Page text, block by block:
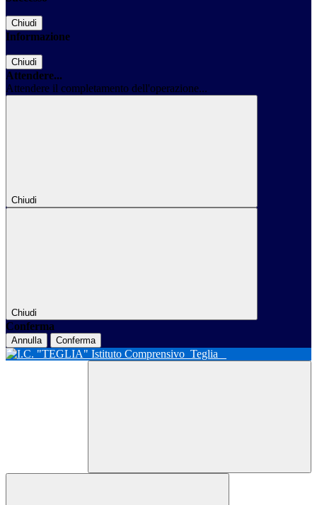
Chiudi
Informazione
Chiudi
Attendere...
Attendere il completamento dell'operazione...
Chiudi
Chiudi
Conferma
Annulla Conferma
Istituto Comprensivo Teglia